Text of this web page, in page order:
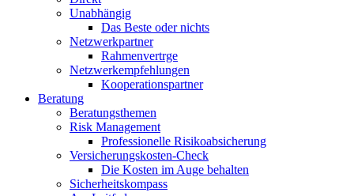
Unabhängig
Das Beste oder nichts
Netzwerkpartner
Rahmenvertrge
Netzwerkempfehlungen
Kooperationspartner
Beratung
Beratungsthemen
Risk Management
Professionelle Risikoabsicherung
Versicherungskosten-Check
Die Kosten im Auge behalten
Sicherheitskompass